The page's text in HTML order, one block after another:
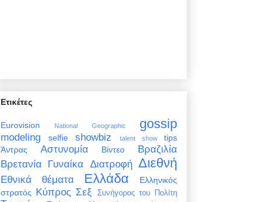
Ετικέτες
Eurovision National Geographic gossip
modeling selfie showbiz talent show
tips
Άντρας
Αστυνομία Βίντεο
Βραζιλία
Βρετανία Γυναίκα Διατροφή Διεθνή
Εθνικά θέματα Ελλάδα
Ελληνικός
στρατός Κύπρος Σεξ Συνήγορος του Πολίτη